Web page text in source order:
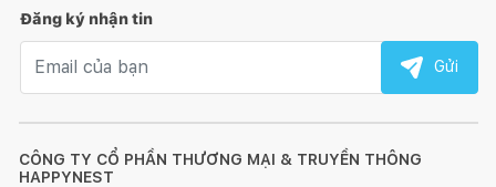
CÔNG TY CỔ PHẦN THƯƠNG MẠI & TRUYỀN THÔNG
HAPPYNEST
Đăng ký nhận tin
Gửi